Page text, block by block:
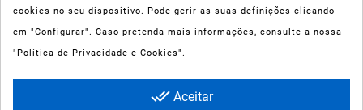
(registo nº 00078/2020) para a dispensa de Medicamentos Não
Sujeitos a Receita Médica (MNSRM) e produtos de saúde e bem-estar
ao domicílio e através da internet. Os Medicamentos Não Sujeitos a
Maia, Matosinhos, Gondomar e Vila Nova de Gaia.
cookies no seu dispositivo. Pode gerir as suas definições clicando
em "Configurar". Caso pretenda mais informações, consulte a nossa
"Política de Privacidade e Cookies".
done_all Aceitar